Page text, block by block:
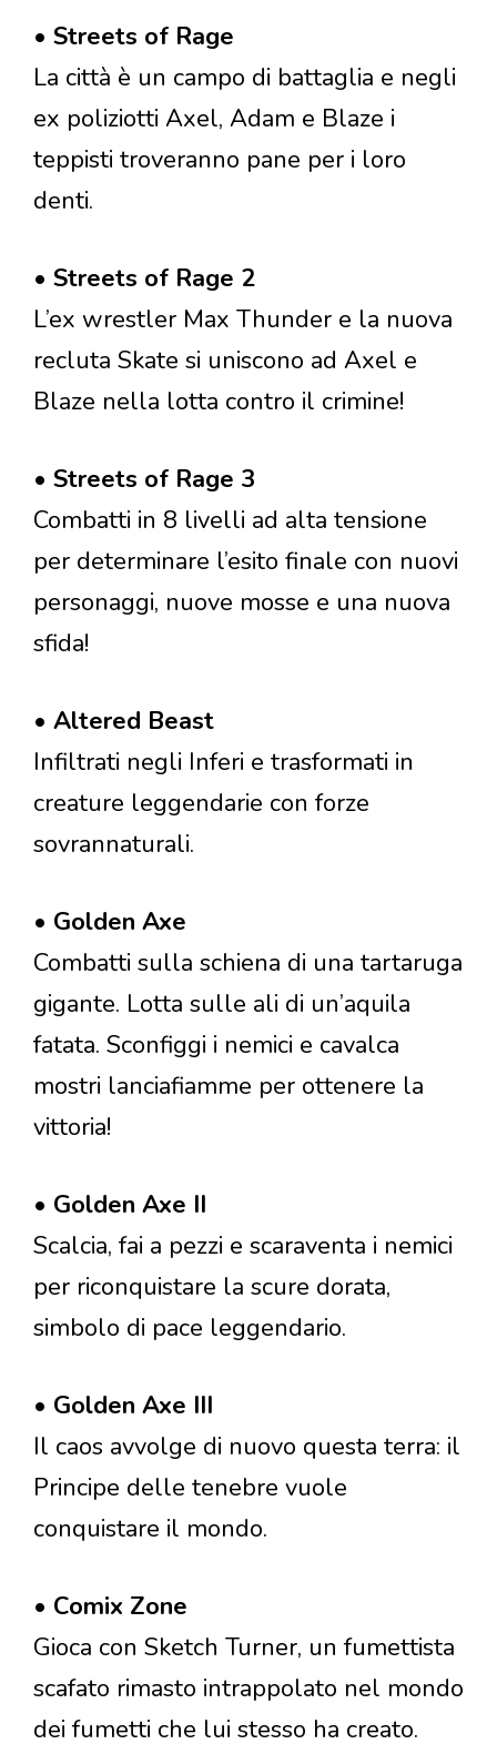
• Streets of Rage
La città è un campo di battaglia e negli
ex poliziotti Axel, Adam e Blaze i
teppisti troveranno pane per i loro
denti.
• Streets of Rage 2
L’ex wrestler Max Thunder e la nuova
recluta Skate si uniscono ad Axel e
Blaze nella lotta contro il crimine!
• Streets of Rage 3
Combatti in 8 livelli ad alta tensione
per determinare l’esito finale con nuovi
personaggi, nuove mosse e una nuova
sfida!
• Altered Beast
Infiltrati negli Inferi e trasformati in
creature leggendarie con forze
sovrannaturali.
• Golden Axe
Combatti sulla schiena di una tartaruga
gigante. Lotta sulle ali di un’aquila
fatata. Sconfiggi i nemici e cavalca
mostri lanciafiamme per ottenere la
vittoria!
• Golden Axe II
Scalcia, fai a pezzi e scaraventa i nemici
per riconquistare la scure dorata,
simbolo di pace leggendario.
• Golden Axe III
Il caos avvolge di nuovo questa terra: il
Principe delle tenebre vuole
conquistare il mondo.
• Comix Zone
Gioca con Sketch Turner, un fumettista
scafato rimasto intrappolato nel mondo
dei fumetti che lui stesso ha creato.